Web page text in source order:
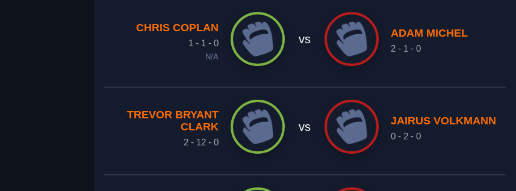
CHRIS COPLAN
1 - 1 - 0
N/A
vs ADAM MICHEL
2 - 1 - 0
TREVOR BRYANT
CLARK
2 - 12 - 0
vs JAIRUS VOLKMANN
0 - 2 - 0